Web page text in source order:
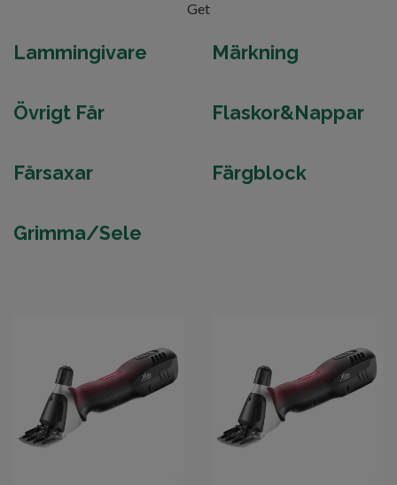
Get
Lammingivare Märkning
Övrigt Får Flaskor&Nappar
Fårsaxar Färgblock
Grimma/Sele